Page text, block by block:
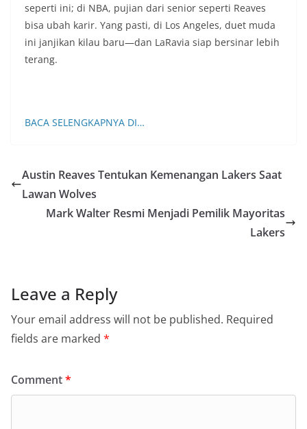
seperti ini; di NBA, pujian dari senior seperti Reaves
bisa ubah karir. Yang pasti, di Los Angeles, duet muda
ini janjikan kilau baru—dan LaRavia siap bersinar lebih
terang.
BACA SELENGKAPNYA DI…
Austin Reaves Tentukan Kemenangan Lakers Saat
Lawan Wolves
Mark Walter Resmi Menjadi Pemilik Mayoritas
Lakers
Leave a Reply
Your email address will not be published. Required
fields are marked *
Comment*